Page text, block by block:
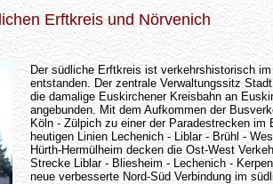
Erftkreis und Nörvenich
Der südliche Erftkreis ist verkehrshistorisch
entstanden. Der zentrale Verwaltungssitz
die damalige Euskirchener Kreisbahn an
angebunden. Mit dem Aufkommen der
Köln - Zülpich zu einer der Paradestrecken im
heutigen Linien Lechenich - Liblar - Brühl -
Hürth-Hermülheim decken die Ost-West
Strecke Liblar - Bliesheim - Lechenich -
neue verbesserte Nord-Süd Verbindung im